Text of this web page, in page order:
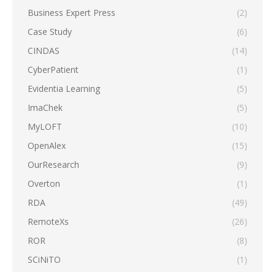
Business Expert Press
(2)
Case Study
(6)
CINDAS
(14)
CyberPatient
(1)
Evidentia Learning
(5)
ImaChek
(5)
MyLOFT
(10)
OpenAlex
(15)
OurResearch
(9)
Overton
(1)
RDA
(49)
RemoteXs
(26)
ROR
(8)
SCiNiTO
(1)